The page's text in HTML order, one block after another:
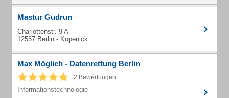
Mastur Gudrun
Charlottenstr. 9 A
12557 Berlin - Köpenick
Max Möglich - Datenrettung Berlin
2 Bewertungen
Informationstechnologie